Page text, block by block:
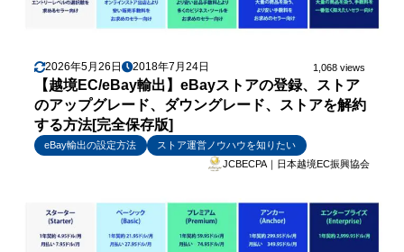
2026年5月26日 2018年7月24日 1,068 views
【越境EC/eBay輸出】eBayストアの登録、ストア
のアップグレード、ダウングレード、ストアを解約
する方法[完全保存版]
eBay輸出の設定方法
ストア運営ノウハウを知りたい
JCBECPA｜日本越境EC振興協会